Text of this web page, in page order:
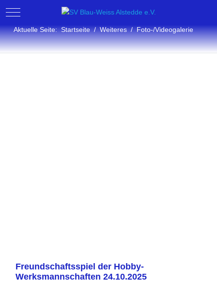
Mobile Menu Toggle
Aktuelle Seite:Startseite Weiteres Foto-/Videogalerie
Freundschaftsspiel der Hobby-
Werksmannschaften 24.10.2025